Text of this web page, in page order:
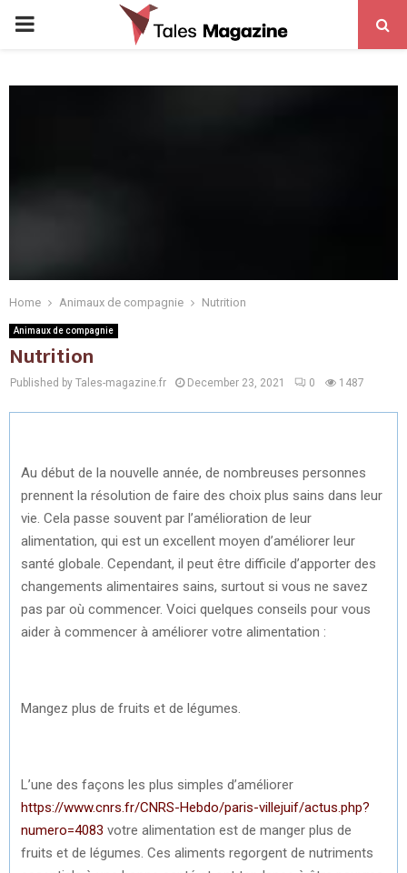
PRIMARY
Home Animaux de compagnie Nutrition
Animaux de compagnie
Nutrition
Published by Tales-magazine.fr December 23, 2021 0 1487
Au début de la nouvelle année, de nombreuses personnes
prennent la résolution de faire des choix plus sains dans leur
vie. Cela passe souvent par l’amélioration de leur
alimentation, qui est un excellent moyen d’améliorer leur
santé globale. Cependant, il peut être difficile d’apporter des
changements alimentaires sains, surtout si vous ne savez
pas par où commencer. Voici quelques conseils pour vous
aider à commencer à améliorer votre alimentation :
Mangez plus de fruits et de légumes.
L’une des façons les plus simples d’améliorer
https://www.cnrs.fr/CNRS-Hebdo/paris-villejuif/actus.php?
numero=4083 votre alimentation est de manger plus de
fruits et de légumes. Ces aliments regorgent de nutriments